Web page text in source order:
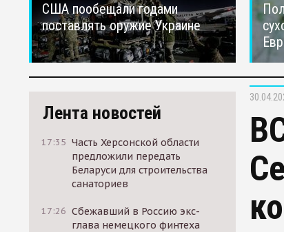
США пообещали годами
поставлять оружие Украине
Лента новостей
17:35 Часть Херсонской области
предложили передать
Беларуси для строительства
санаториев
17:26 Сбежавший в Россию экс-
глава немецкого финтеха